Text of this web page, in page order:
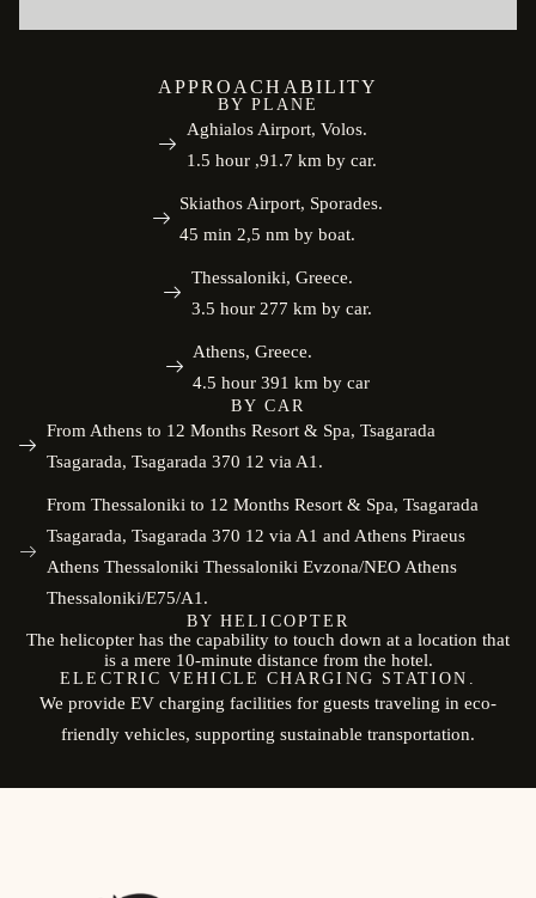
APPROACHABILITY
BY PLANE
Aghialos Airport, Volos.
1.5 hour ,91.7 km by car.
Skiathos Airport, Sporades.
45 min 2,5 nm by boat.
Thessaloniki, Greece.
3.5 hour 277 km by car.
Athens, Greece.
4.5 hour 391 km by car
BY CAR
From Athens to 12 Months Resort & Spa, Tsagarada
Tsagarada, Tsagarada 370 12 via A1.
From Thessaloniki to 12 Months Resort & Spa, Tsagarada
Tsagarada, Tsagarada 370 12 via A1 and Athens Piraeus
Athens Thessaloniki Thessaloniki Evzona/NEO Athens
Thessaloniki/E75/A1.
BY HELICOPTER
The helicopter has the capability to touch down at a location that
is a mere 10-minute distance from the hotel.
ELECTRIC VEHICLE CHARGING STATION.
We provide EV charging facilities for guests traveling in eco-
friendly vehicles, supporting sustainable transportation.